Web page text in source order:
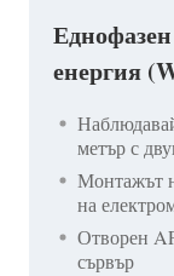
енергия
метър с
Монтажът
на
Отворен
сървър